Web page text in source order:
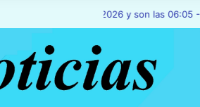
Agosto de 2026 y son las 06:05 - ** La